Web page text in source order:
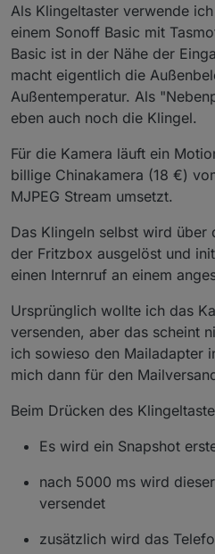
Als Klingeltaster verwende
einem Sonoff Basic mit
Basic ist in der Nähe der
macht eigentlich die
Außentemperatur. Als
eben auch noch die Klingel.
Für die Kamera läuft ein
billige Chinakamera (18 €)
MJPEG Stream umsetzt.
Das Klingeln selbst wird über
der Fritzbox ausgelöst und
einen Internruf an einem
Ursprünglich wollte ich das
versenden, aber das scheint
ich sowieso den Mailadapter
mich dann für den
Beim Drücken des
Es wird ein Snapshot
nach 5000 ms wird
versendet
zusätzlich wird das